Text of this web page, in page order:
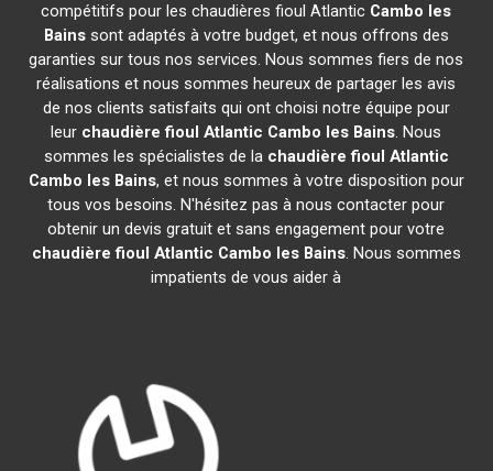
compétitifs pour les chaudières fioul Atlantic Cambo les
Bainssont adaptés à votre budget, et nous offrons des
garanties sur tous nos services. Nous sommes fiers de nos
réalisations et nous sommes heureux de partager les avis
de nos clients satisfaits qui ont choisi notre équipe pour
leur chaudière fioul Atlantic Cambo les Bains. Nous
sommes les spécialistes de la chaudière fioul Atlantic
Cambo les Bains, et nous sommes à votre disposition pour
tous vos besoins. N'hésitez pas à nous contacter pour
obtenir un devis gratuit et sans engagement pour votre
chaudière fioul Atlantic Cambo les Bains. Nous sommes
impatients de vous aider à